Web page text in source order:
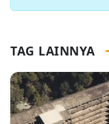
TAG LAINNYA